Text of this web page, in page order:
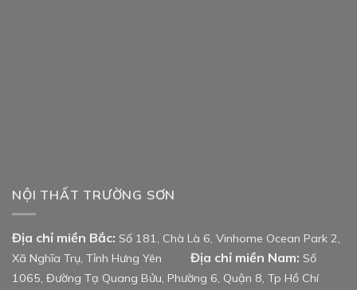
NỘI THẤT TRƯỜNG SƠN
Địa chỉ miền Bắc: Số 181, Chà Là 6, Vinhome Ocean Park 2,
Xã Nghĩa Trụ, Tỉnh Hưng Yên
Địa chỉ miền Nam: Số
1065, Đường Tạ Quang Bửu, Phường 6, Quận 8, Tp Hồ Chí